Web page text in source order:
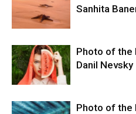
Sanhita
Photo of the
Danil Nevsky
Photo of the